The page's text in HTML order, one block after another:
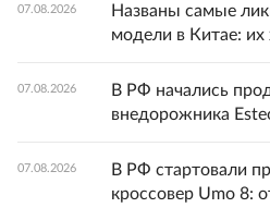
07.08.2026
Названы самые
модели в Китае:
07.08.2026
В РФ начались
внедорожника
07.08.2026
В РФ стартовали
кроссовер Umo 8: